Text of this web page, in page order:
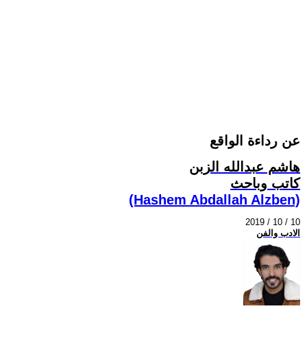
عن رداءة الواقع
هاشم عبدالله الزبن
كاتب وباحث
(Hashem Abdallah Alzben)
2019 / 10 / 10
الادب والفن